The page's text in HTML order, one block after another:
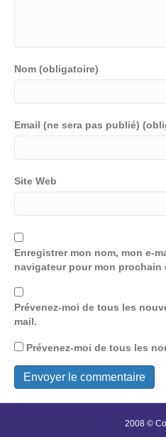
Nom (obligatoire)
Email (ne sera pas publié)
Site Web
Enregistrer mon nom, mon e-
navigateur pour mon prochain
Prévenez-moi de tous les
mail.
Prévenez-moi de tous les
2008 ©